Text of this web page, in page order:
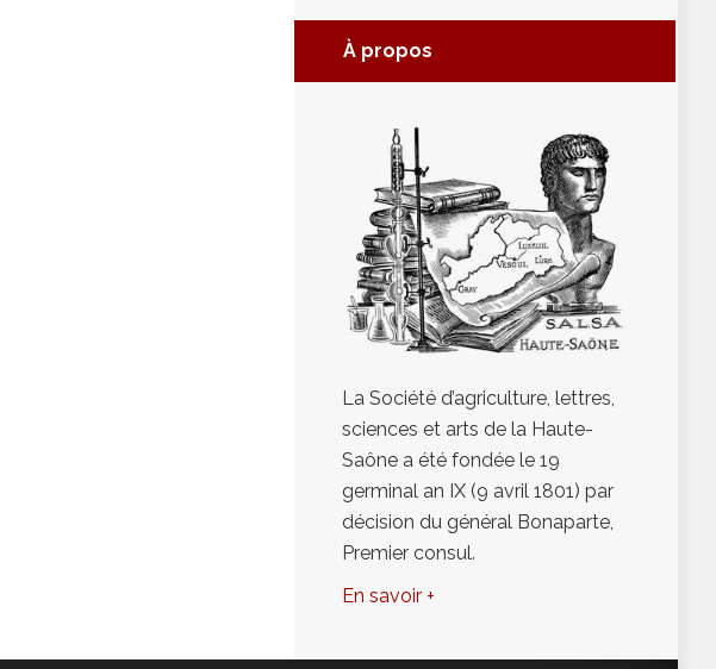
À propos
La Société d’agriculture, lettres,
sciences et arts de la Haute-
Saône a été fondée le 19
germinal an IX (9 avril 1801) par
décision du général Bonaparte,
Premier consul.
En savoir +